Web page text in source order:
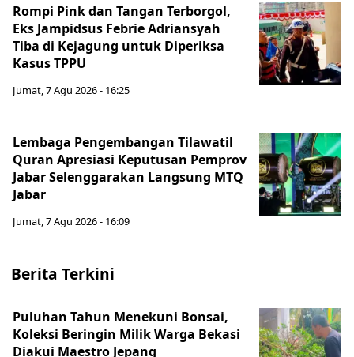
Rompi Pink dan Tangan Terborgol,
Eks Jampidsus Febrie Adriansyah
Tiba di Kejagung untuk Diperiksa
Kasus TPPU
Jumat, 7 Agu 2026 - 16:25
Lembaga Pengembangan Tilawatil
Quran Apresiasi Keputusan Pemprov
Jabar Selenggarakan Langsung MTQ
Jabar
Jumat, 7 Agu 2026 - 16:09
Berita Terkini
Puluhan Tahun Menekuni Bonsai,
Koleksi Beringin Milik Warga Bekasi
Diakui Maestro Jepang